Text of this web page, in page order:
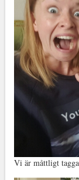
Vi är måttligt